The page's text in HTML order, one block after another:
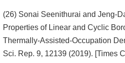
(26) Sonai Seenithurai and Jeng-
Properties of Linear and Cyclic
Thermally-Assisted-Occupation
Sci. Rep. 9, 12139 (2019). [Times